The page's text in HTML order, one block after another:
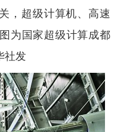
，超级计算机、高速
为国家超级计算成都
社发